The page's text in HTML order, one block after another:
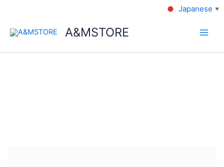
A&MSTORE
Japanese ▼